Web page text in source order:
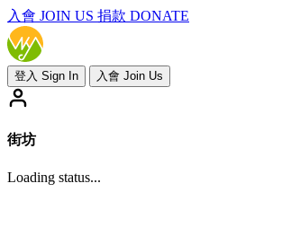
入會 JOIN US 捐款 DONATE
登入 Sign In 入會 Join Us
街坊
Loading status...